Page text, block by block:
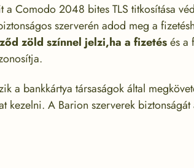
a Comodo 2048 bites TLS titkosítása
szerverén adod meg a
zöld színnel jelzi,ha a fizetésés a
a bankkártya társaságok által
kezelni. A Barion szerverek